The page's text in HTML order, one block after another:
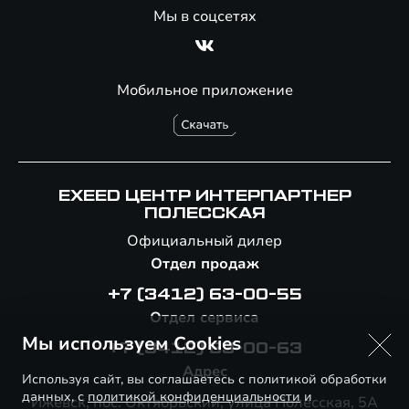
Мобильное приложение
Мы в соцсетях
EXEED ЦЕНТР ИНТЕРПАРТНЕР
ПОЛЕССКАЯ
Официальный дилер
Отдел продаж
+7 (3412) 63-00-55
Отдел сервиса
+7 (3412) 63-00-63
Адрес
Ижевск, пос. Октябрьский, улица Полесская, 5А
Мы используем Cookies
Используя сайт, вы соглашаетесь с политикой обработки
данных, с политикой конфиденциальностии